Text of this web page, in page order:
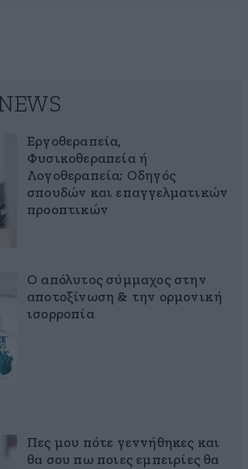
Εργοθεραπεία,
Φυσικοθεραπεία ή
Λογοθεραπεία; Οδηγός
σπουδών και επαγγελματικών
προοπτικών
Ο απόλυτος σύμμαχος στην
αποτοξίνωση & την ορμονική
ισορροπία
Πες μου πότε γεννήθηκες και
θα σου πω ποιες εμπειρίες θα